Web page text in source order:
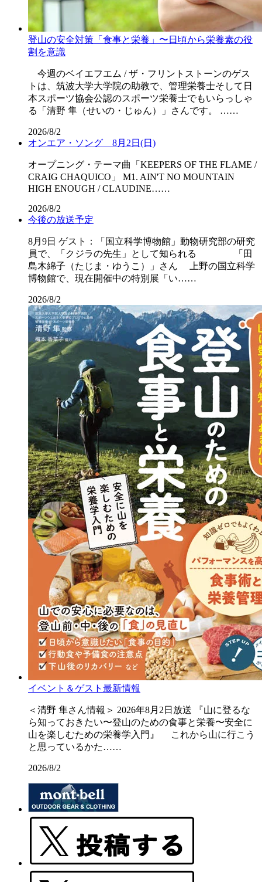
登山の安全対策「食事と栄養」〜日頃から栄養素の役
割を意識
今週のベイエフエム / ザ・フリントストーンのゲス
トは、筑波大学大学院の助教で、管理栄養士そして日
本スポーツ協会公認のスポーツ栄養士でもいらっしゃ
る「清野 隼（せいの・じゅん）」さんです。 ……
2026/8/2
オンエア・ソング 8月2日(日)
オープニング・テーマ曲「KEEPERS OF THE FLAME /
CRAIG CHAQUICO」 M1. AIN'T NO MOUNTAIN
HIGH ENOUGH / CLAUDINE……
2026/8/2
今後の放送予定
8月9日 ゲスト：「国立科学博物館」動物研究部の研究
員で、「クジラの先生」として知られる 「田
島木綿子（たじま・ゆうこ）」さん 上野の国立科学
博物館で、現在開催中の特別展「い……
2026/8/2
イベント＆ゲスト最新情報
＜清野 隼さん情報＞ 2026年8月2日放送 『山に登るな
ら知っておきたい〜登山のための食事と栄養〜安全に
山を楽しむための栄養学入門』 これから山に行こう
と思っているかた……
2026/8/2